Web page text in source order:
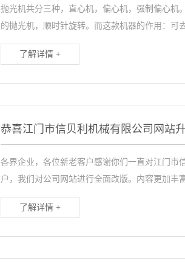
抛光机共分三种，直心机，偏心机，强制偏心机
的抛光机，顺时针旋转。而这款机器的作用：可
了解详情 +
恭喜江门市信贝利机械有限公司网站
各界企业，各位新老客户感谢你们一直对江门市
户，我们对公司网站进行全面改版。内容更加丰
了解详情 +